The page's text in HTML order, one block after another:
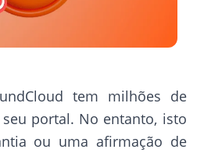
tem milhões de
portal. No entanto, isto
ou uma afirmação de